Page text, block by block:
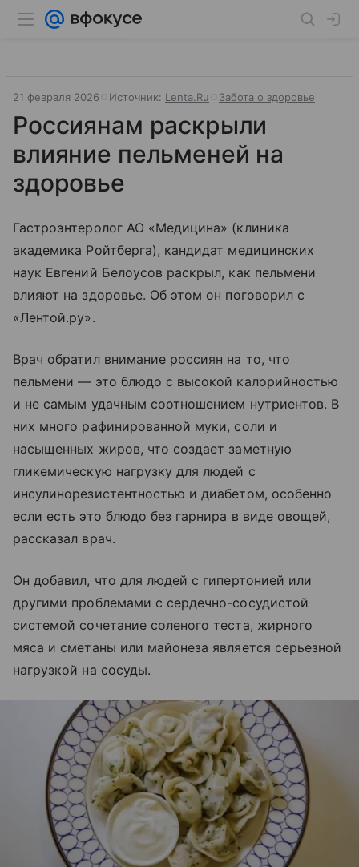
21 февраля 2026 Источник: Lenta.Ru Забота о здоровье
Россиянам раскрыли
влияние пельменей на
здоровье
Гастроэнтеролог АО «Медицина» (клиника
академика Ройтберга), кандидат медицинских
наук Евгений Белоусов раскрыл, как пельмени
влияют на здоровье. Об этом он поговорил с
«Лентой.ру».
Врач обратил внимание россиян на то, что
пельмени — это блюдо с высокой калорийностью
и не самым удачным соотношением нутриентов. В
них много рафинированной муки, соли и
насыщенных жиров, что создает заметную
гликемическую нагрузку для людей с
инсулинорезистентностью и диабетом, особенно
если есть это блюдо без гарнира в виде овощей,
рассказал врач.
Он добавил, что для людей с гипертонией или
другими проблемами с сердечно-сосудистой
системой сочетание соленого теста, жирного
мяса и сметаны или майонеза является серьезной
нагрузкой на сосуды.